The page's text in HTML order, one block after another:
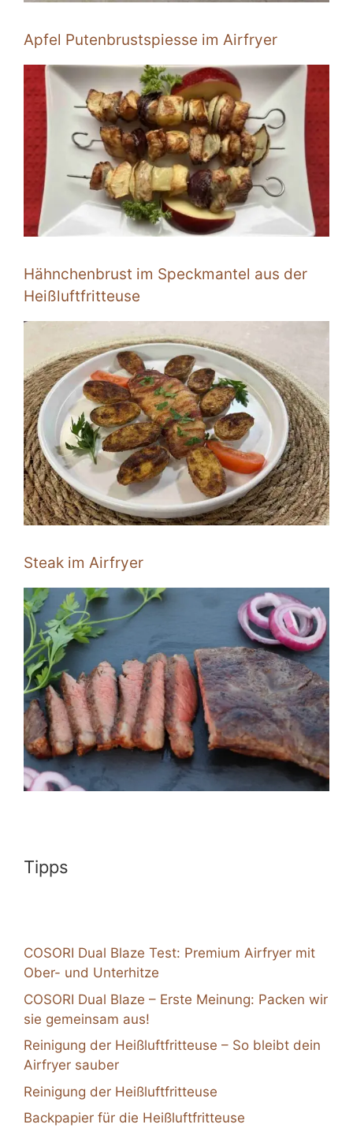
Apfel Putenbrustspiesse im Airfryer
Hähnchenbrust im Speckmantel aus der
Heißluftfritteuse
Steak im Airfryer
Tipps
COSORI Dual Blaze Test: Premium Airfryer mit
Ober- und Unterhitze
COSORI Dual Blaze – Erste Meinung: Packen wir
sie gemeinsam aus!
Reinigung der Heißluftfritteuse – So bleibt dein
Airfryer sauber
Reinigung der Heißluftfritteuse
Backpapier für die Heißluftfritteuse